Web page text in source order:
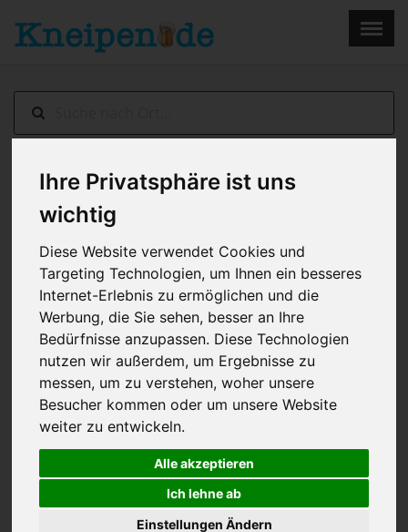
Ihre Privatsphäre ist uns
wichtig
Diese Website verwendet Cookies und
Targeting Technologien, um Ihnen ein besseres
Internet-Erlebnis zu ermöglichen und die
Werbung, die Sie sehen, besser an Ihre
Bedürfnisse anzupassen. Diese Technologien
nutzen wir außerdem, um Ergebnisse zu
messen, um zu verstehen, woher unsere
Besucher kommen oder um unsere Website
weiter zu entwickeln.
Alle akzeptieren
Ich lehne ab
Einstellungen Ändern
Helgoland> Discothek Krebs
Menu ×
Impressum